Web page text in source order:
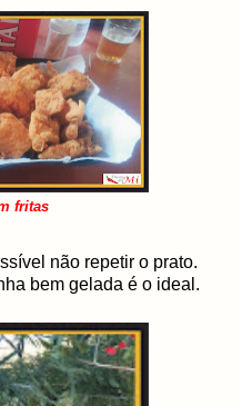
fritas
não repetir o prato.
bem gelada é o ideal.